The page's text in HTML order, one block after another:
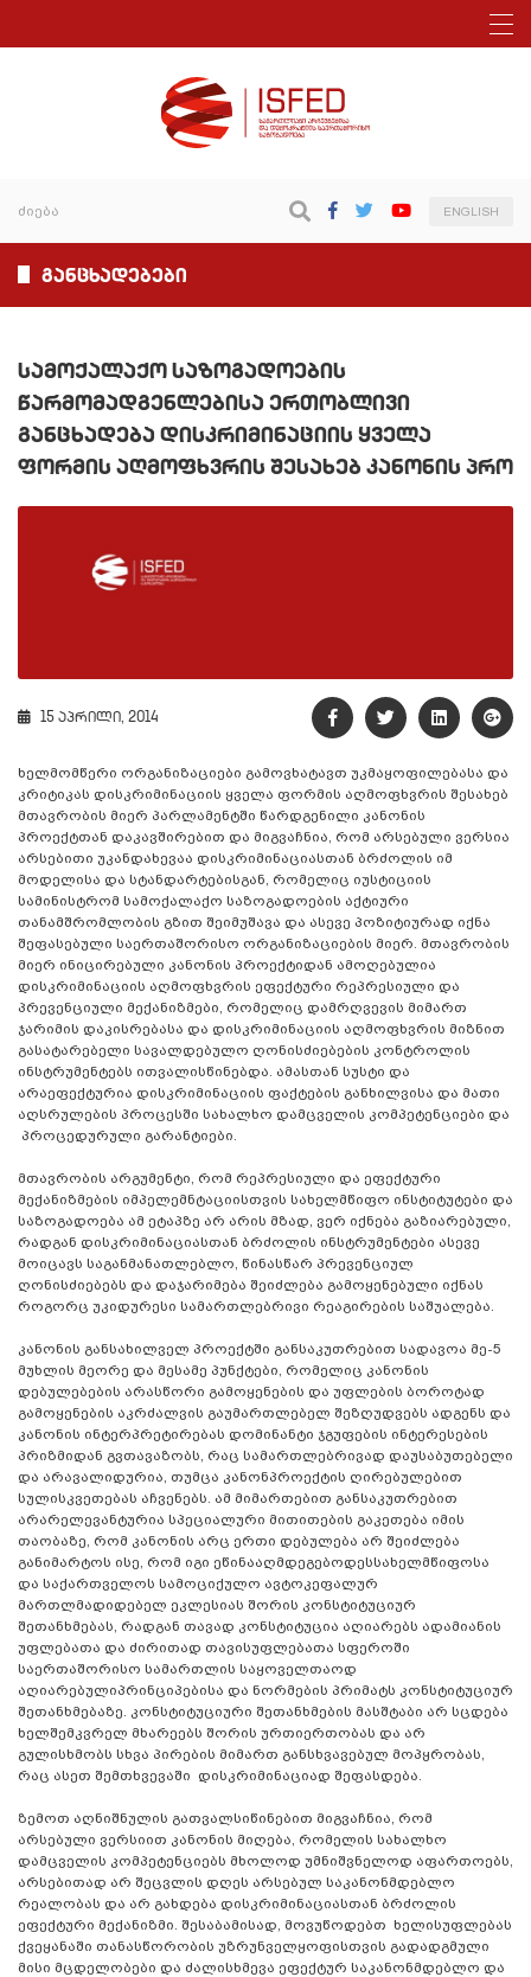
ENGLISH
განცხადებები
სამოქალაქო საზოგადოების
წარმომადგენლებისა ერთობლივი
განცხადება დისკრიმინაციის ყველა
ფორმის აღმოფხვრის შესახებ კანონის პრო
15 აპრილი, 2014
ხელმომწერი ორგანიზაციები გამოვხატავთ უკმაყოფილებასა და
კრიტიკას დისკრიმინაციის ყველა ფორმის აღმოფხვრის შესახებ
მთავრობის მიერ პარლამენტში წარდგენილი კანონის
პროექტთან დაკავშირებით და მიგვაჩნია, რომ არსებული ვერსია
არსებითი უკანდახევაა დისკრიმინაციასთან ბრძოლის იმ
მოდელისა და სტანდარტებისგან, რომელიც იუსტიციის
სამინისტრომ სამოქალაქო საზოგადოების აქტიური
თანამშრომლობის გზით შეიმუშავა და ასევე პოზიტიურად იქნა
შეფასებული საერთაშორისო ორგანიზაციების მიერ. მთავრობის
მიერ ინიცირებული კანონის პროექტიდან ამოღებულია
დისკრიმინაციის აღმოფხვრის ეფექტური რეპრესიული და
პრევენციული მექანიზმები, რომელიც დამრღვევის მიმართ
ჯარიმის დაკისრებასა და დისკრიმინაციის აღმოფხვრის მიზნით
გასატარებელი სავალდებულო ღონისძიებების კონტროლის
ინსტრუმენტებს ითვალისწინებდა. ამასთან სუსტი და
არაეფექტურია დისკრიმინაციის ფაქტების განხილვისა და მათი
აღსრულების პროცესში სახალხო დამცველის კომპეტენციები და
პროცედურული გარანტიები.
მთავრობის არგუმენტი, რომ რეპრესიული და ეფექტური
მექანიზმების იმპელემნტაციისთვის სახელმწიფო ინსტიტუტები და
საზოგადოება ამ ეტაპზე არ არის მზად, ვერ იქნება გაზიარებული,
რადგან დისკრიმინაციასთან ბრძოლის ინსტრუმენტები ასევე
მოიცავს საგანმანათლებლო, წინასწარ პრევენციულ
ღონისძიებებს და დაჯარიმება შეიძლება გამოყენებული იქნას
როგორც უკიდურესი სამართლებრივი რეაგირების საშუალება.
კანონის განსახილველ პროექტში განსაკუთრებით სადავოა მე-5
მუხლის მეორე და მესამე პუნქტები, რომელიც კანონის
დებულებების არასწორი გამოყენების და უფლების ბოროტად
გამოყენების აკრძალვის გაუმართლებელ შეზღუდვებს ადგენს და
კანონის ინტერპრეტირებას დომინანტი ჯგუფების ინტერესების
პრიზმიდან გვთავაზობს, რაც სამართლებრივად დაუსაბუთებელი
და არავალიდურია, თუმცა კანონპროექტის ღირებულებით
სულისკვეთებას აჩვენებს. ამ მიმართებით განსაკუთრებით
არარელევანტურია სპეციალური მითითების გაკეთება იმის
თაობაზე, რომ კანონის არც ერთი დებულება არ შეიძლება
განიმარტოს ისე, რომ იგი ეწინააღმდეგებოდესსახელმწიფოსა
და საქართველოს სამოციქულო ავტოკეფალურ
მართლმადიდებელ ეკლესიას შორის კონსტიტუციურ
შეთანხმებას, რადგან თავად კონსტიტუცია აღიარებს ადამიანის
უფლებათა და ძირითად თავისუფლებათა სფეროში
საერთაშორისო სამართლის საყოველთაოდ
აღიარებულიპრინციპებისა და ნორმების პრიმატს კონსტიტუციურ
შეთანხმებაზე. კონსტიტუციური შეთანხმების მასშტაბი არ სცდება
ხელშემკვრელ მხარეებს შორის ურთიერთობას და არ
გულისხმობს სხვა პირების მიმართ განსხვავებულ მოპყრობას,
რაც ასეთ შემთხვევაში დისკრიმინაციად შეფასდება.
ზემოთ აღნიშნულის გათვალსიწინებით მიგვაჩნია, რომ
არსებული ვერსიით კანონის მიღება, რომელის სახალხო
დამცველის კომპეტენციებს მხოლოდ უმნიშვნელოდ აფართოებს,
არსებითად არ შეცვლის დღეს არსებულ საკანონმდებლო
რეალობას და არ გახდება დისკრიმინაციასთან ბრძოლის
ეფექტური მექანიზმი. შესაბამისად, მოვუწოდებთ ხელისუფლებას
ქვეყანაში თანასწორობის უზრუნველყოფისთვის გადადგმული
მისი მცდელობები და ძალისხმევა ეფექტურ საკანონმდებლო და